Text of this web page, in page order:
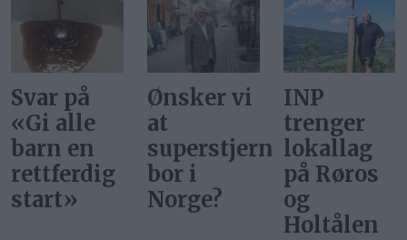
Svar på
«Gi alle
barn en
rettferdig
start»
Ønsker vi
at
superstjerner
bor i
Norge?
INP
trenger
lokallag
på Røros
og
Holtålen